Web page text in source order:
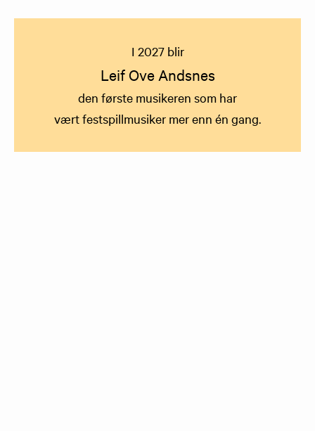
I 2027 blir
Leif Ove Andsnes
den første musikeren som har
vært festspillmusiker mer enn én gang.